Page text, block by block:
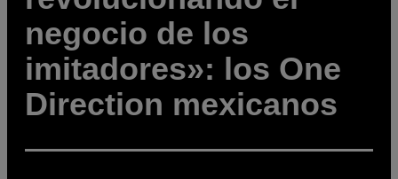
negocio de los
imitadores»: los One
Direction mexicanos